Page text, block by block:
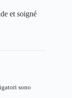
et soigné
sono